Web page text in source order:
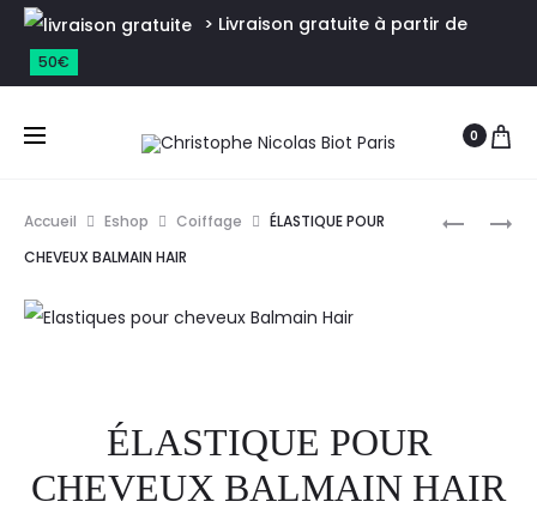
> Livraison gratuite à partir de
50€
0
Accueil Eshop Coiffage
ÉLASTIQUE POUR
CHEVEUX BALMAIN HAIR
ÉLASTIQUE POUR
CHEVEUX BALMAIN HAIR